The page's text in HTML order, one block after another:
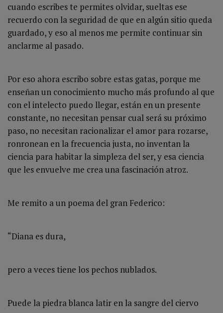
cuando escribes te permites olvidar, sueltas ese
recuerdo con la seguridad de que en algún sitio queda
guardado, y eso al menos me permite continuar sin
anclarme al pasado.
Por eso ahora escribo sobre estas gatas, porque me
enseñan un conocimiento mucho más profundo al que
con el intelecto puedo llegar, están en un presente
constante, no necesitan pensar cual será su próximo
paso, no necesitan racionalizar el amor para rozarse,
ronronean en la frecuencia justa, no inventan la
ciencia para habitar la simpleza del ser, y esa ciencia
que les envuelve me crea una fascinación atroz.
Me remito a un poema del gran Federico:
“Diana es dura,
pero a veces tiene los pechos nublados.
Puede la piedra blanca latir en la sangre del ciervo